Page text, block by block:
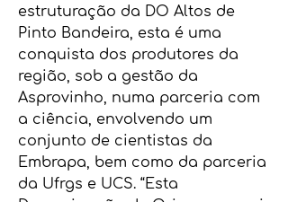
estruturação da DO Altos de
Pinto Bandeira, esta é uma
conquista dos produtores da
região, sob a gestão da
Asprovinho, numa parceria com
a ciência, envolvendo um
conjunto de cientistas da
Embrapa, bem como da parceria
da Ufrgs e UCS. “Esta